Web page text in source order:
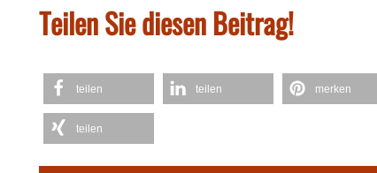
Teilen Sie diesen Beitrag!
teilen teilen merken
teilen